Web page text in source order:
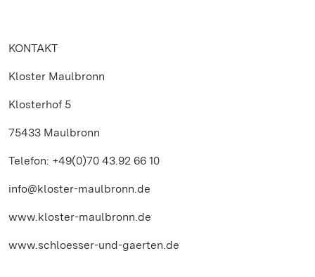
KONTAKT
Kloster Maulbronn
Klosterhof 5
75433 Maulbronn
Telefon: +49(0)70 43.92 66 10
info@kloster-maulbronn.de
www.kloster-maulbronn.de
www.schloesser-und-gaerten.de